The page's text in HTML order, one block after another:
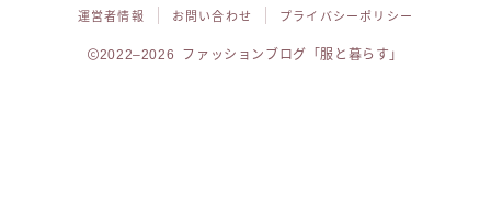
運営者情報 お問い合わせ プライバシーポリシー
2022–2026 ファッションブログ「服と暮らす」